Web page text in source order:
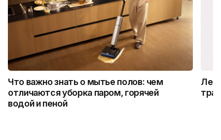
Что важно знать о мытье полов: чем
отличаются уборка паром, горячей
водой и пеной